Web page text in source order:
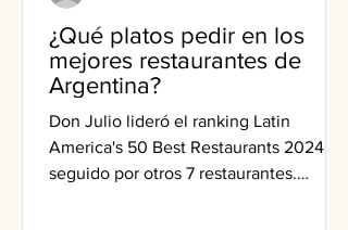
¿Qué platos pedir en los
mejores restaurantes de
Argentina?
Don Julio lideró el ranking Latin
America's 50 Best Restaurants 2024,
seguido por otros 7 restaurantes.